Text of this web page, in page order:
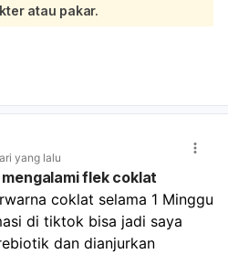
oleh perubahan hormon
Setelah stop pil KB, tubuh
untuk menyesuaikan siklus
kemungkinan masih dalam batas
keluar gumpalan besar,
lemas/pusing, perlu segera
hamil, tetap lakukan tes
pil KB dan hubungan tanpa
risiko hamil. Untuk memantau:
atau pakar.
yang lalu
flek coklat
coklat selama 1 Minggu
di tiktok bisa jadi saya
dan dianjurkan